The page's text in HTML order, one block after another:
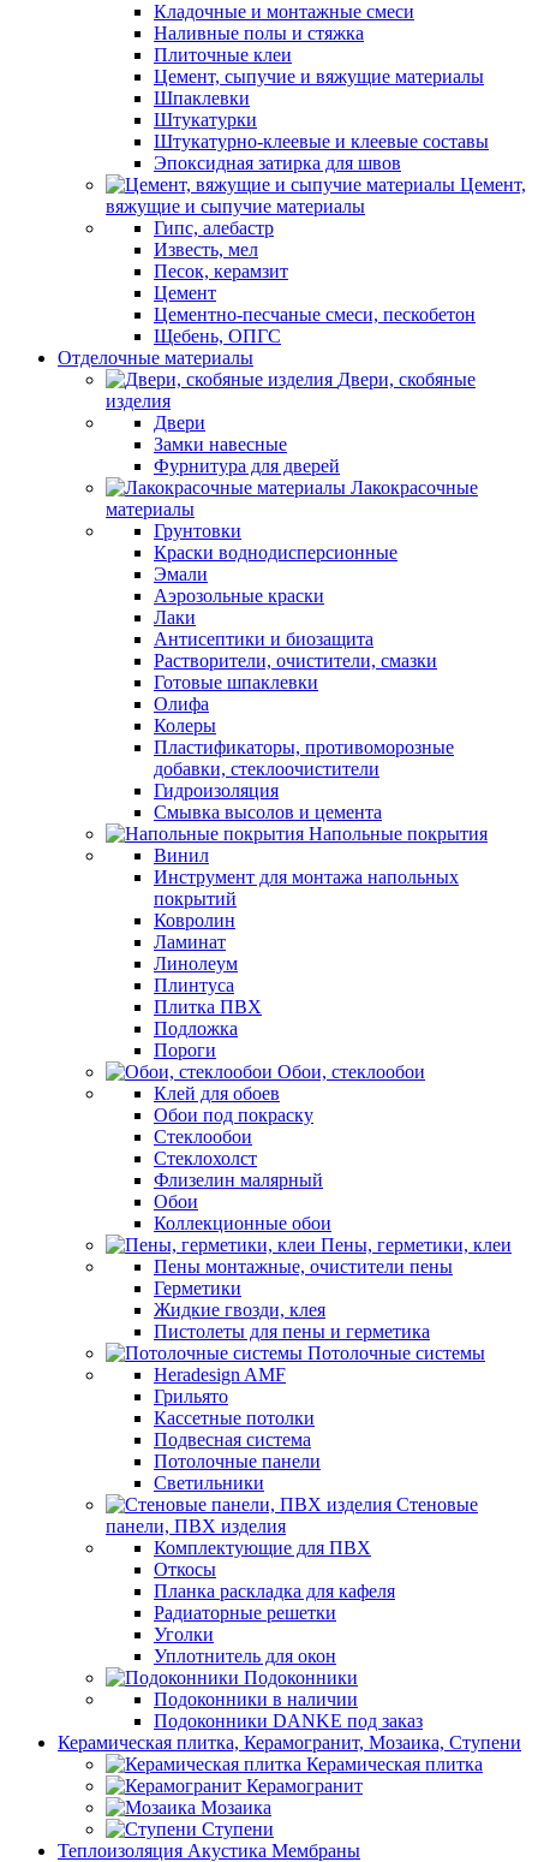
Кладочные и монтажные смеси
Наливные полы и стяжка
Плиточные клеи
Цемент, сыпучие и вяжущие материалы
Шпаклевки
Штукатурки
Штукатурно-клеевые и клеевые составы
Эпоксидная затирка для швов
Цемент,
вяжущие и сыпучие материалы
Гипс, алебастр
Известь, мел
Песок, керамзит
Цемент
Цементно-песчаные смеси, пескобетон
Щебень, ОПГС
Отделочные материалы
Двери, скобяные
изделия
Двери
Замки навесные
Фурнитура для дверей
Лакокрасочные
материалы
Грунтовки
Краски воднодисперсионные
Эмали
Аэрозольные краски
Лаки
Антисептики и биозащита
Растворители, очистители, смазки
Готовые шпаклевки
Олифа
Колеры
Пластификаторы, противоморозные
добавки, стеклоочистители
Гидроизоляция
Смывка высолов и цемента
Напольные покрытия
Винил
Инструмент для монтажа напольных
покрытий
Ковролин
Ламинат
Линолеум
Плинтуса
Плитка ПВХ
Подложка
Пороги
Обои, стеклообои
Клей для обоев
Обои под покраску
Стеклообои
Стеклохолст
Флизелин малярный
Обои
Коллекционные обои
Пены, герметики, клеи
Пены монтажные, очистители пены
Герметики
Жидкие гвозди, клея
Пистолеты для пены и герметика
Потолочные системы
Heradesign AMF
Грильято
Кассетные потолки
Подвесная система
Потолочные панели
Светильники
Стеновые
панели, ПВХ изделия
Комплектующие для ПВХ
Откосы
Планка раскладка для кафеля
Радиаторные решетки
Уголки
Уплотнитель для окон
Подоконники
Подоконники в наличии
Подоконники DANKE под заказ
Керамическая плитка, Керамогранит, Мозаика, Ступени
Керамическая плитка
Керамогранит
Мозаика
Ступени
Теплоизоляция Акустика Мембраны